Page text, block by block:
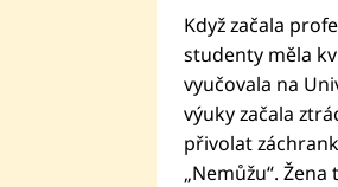
Když začala
studenty měla
vyučovala na
výuky začala
přivolat
„Nemůžu“.